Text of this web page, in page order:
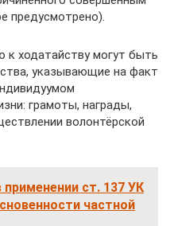
предусмотрено).
к ходатайству могут быть
указывающие на факт
грамоты, награды,
волонтёрской
применении ст. 137 УК
частной